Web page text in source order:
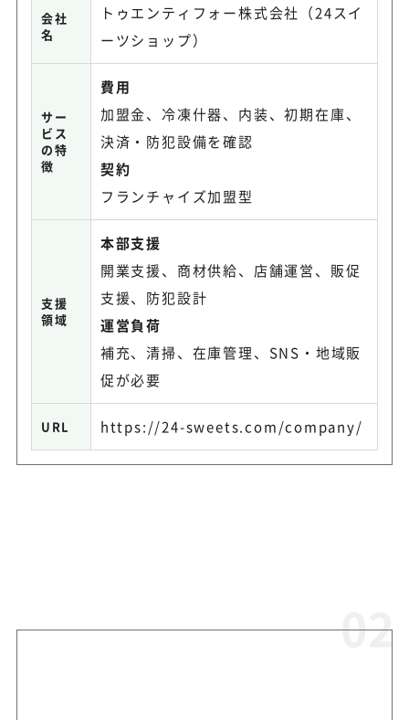
会社
名
トゥエンティフォー株式会社（24スイ
ーツショップ）
サー
ビス
の特
徴
費用
加盟金、冷凍什器、内装、初期在庫、
決済・防犯設備を確認
契約
フランチャイズ加盟型
支援
領域
本部支援
開業支援、商材供給、店舗運営、販促
支援、防犯設計
運営負荷
補充、清掃、在庫管理、SNS・地域販
促が必要
URL https://24-sweets.com/company/